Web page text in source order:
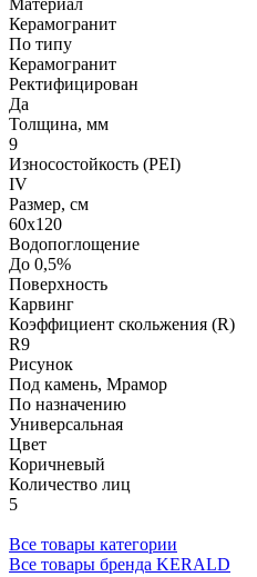
Керамогранит
По типу
Керамогранит
Ректифицирован
Да
Толщина, мм
9
Износостойкость (PEI)
IV
Размер, см
60х120
Водопоглощение
До 0,5%
Поверхность
Карвинг
Коэффициент скольжения (R)
R9
Рисунок
Под камень, Мрамор
По назначению
Универсальная
Цвет
Коричневый
Количество лиц
5
Все товары категории
Все товары бренда KERALD